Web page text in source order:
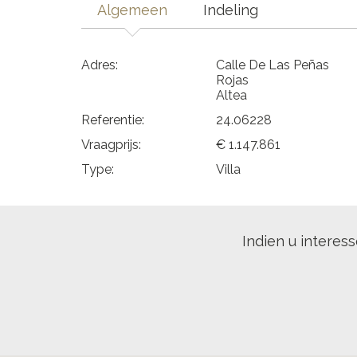
Algemeen Indeling
Adres:
Calle De Las Peñas
Rojas
Altea
Referentie:
24.06228
Vraagprijs:
€ 1.147.861
Type:
Villa
Indien u